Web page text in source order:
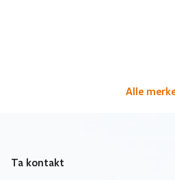
Alle
Ta kontakt